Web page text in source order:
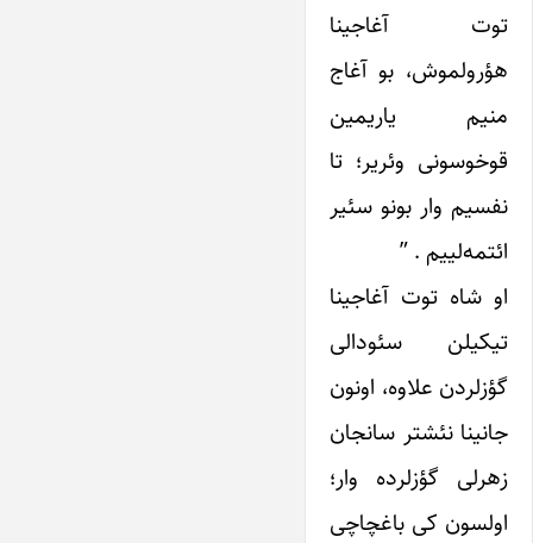
توت آغاجینا
هؤرولموش، بو آغاج
منیم یاریمین
قوخوسونی وئریر؛ تا
نفسیم وار بونو سئیر
ائتمه‌لییم . ”
او شاه توت آغاجینا
تیکیلن سئودالی
گؤزلردن علاوه، اونون
جانینا نئشتر سانجان
زهرلی گؤزلرده وار؛
اولسون کی باغچاچی